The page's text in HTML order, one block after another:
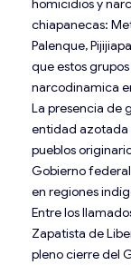
chiapanecas:
Palenque,
que estos
narcodinamica
La presencia de
entidad azotada
pueblos
Gobierno
en regiones
Entre los
Zapatista de
pleno cierre del